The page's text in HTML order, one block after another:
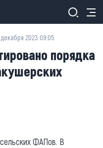
декабря 2023 09:05
порядка
ФАПов. В